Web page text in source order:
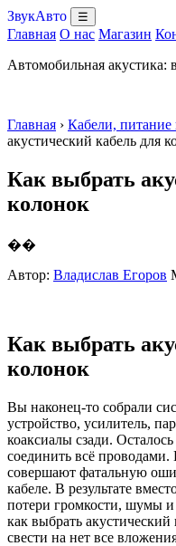
ЗвукАвто ☰
Главная О нас Магазин
Автомобильная акустика:
Главная › Кабели, питание
акустический кабель для
Как выбрать
колонок
��
Автор: Владислав Егоров
Как выбрать
колонок
Вы наконец-то собрали
устройство, усилитель,
коаксиалы сзади.
соединить всё
совершают фатальную
кабеле. В результате
потери громкости, шумы и
как выбрать
свести на нет все